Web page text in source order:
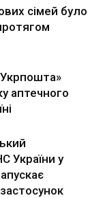
сімей було
аптечного
України у